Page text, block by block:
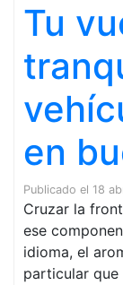
Tu
en
Publicado el 18
Cruzar la
ese
idioma, el
particular